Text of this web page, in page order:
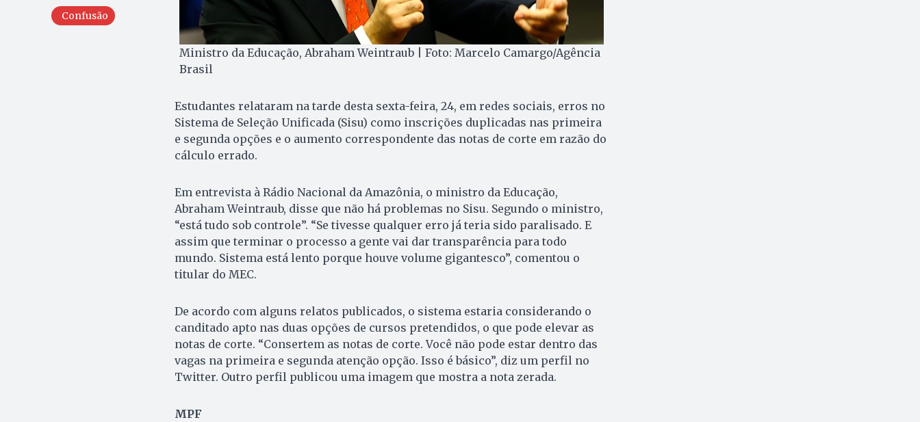
Confusão
Ministro da Educação, Abraham Weintraub | Foto: Marcelo Camargo/Agência
Brasil
Estudantes relataram na tarde desta sexta-feira, 24, em redes sociais, erros no
Sistema de Seleção Unificada (Sisu) como inscrições duplicadas nas primeira
e segunda opções e o aumento correspondente das notas de corte em razão do
cálculo errado.
Em entrevista à Rádio Nacional da Amazônia, o ministro da Educação,
Abraham Weintraub, disse que não há problemas no Sisu. Segundo o ministro,
“está tudo sob controle”. “Se tivesse qualquer erro já teria sido paralisado. E
assim que terminar o processo a gente vai dar transparência para todo
mundo. Sistema está lento porque houve volume gigantesco”, comentou o
titular do MEC.
De acordo com alguns relatos publicados, o sistema estaria considerando o
canditado apto nas duas opções de cursos pretendidos, o que pode elevar as
notas de corte. “Consertem as notas de corte. Você não pode estar dentro das
vagas na primeira e segunda atenção opção. Isso é básico”, diz um perfil no
Twitter. Outro perfil publicou uma imagem que mostra a nota zerada.
MPF